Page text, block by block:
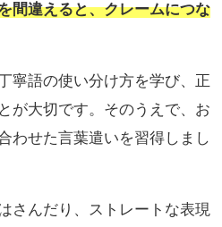
間違えると、クレームにつな
寧語の使い分け方を学び、正
が大切です。そのうえで、お
わせた言葉遣いを習得しまし
さんだり、ストレートな表現